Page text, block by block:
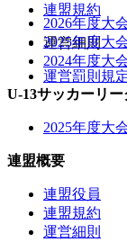
連盟規約
運営細則
運営罰則規
2026年度大
2025年度大
2024年度大
U-13サッカーリ
2025年度大
連盟概要
連盟役員
連盟規約
運営細則